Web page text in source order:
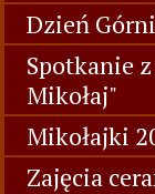
Dzień
Spotkanie
Mikołaj"
Mikołajki
Zajęcia